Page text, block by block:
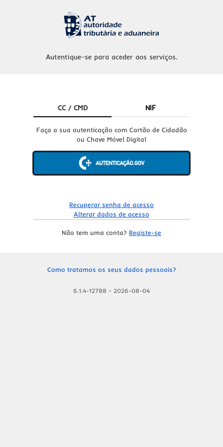
Autentique-se para aceder aos serviços.
CC / CMD NIF
Faça a sua autenticação com Cartão de Cidadão
ou Chave Móvel Digital
Recuperar senha de acesso
Alterar dados de acesso
Não tem uma conta? Registe-se
Como tratamos os seus dados pessoais?
6.1.4-12788 - 2026-08-04